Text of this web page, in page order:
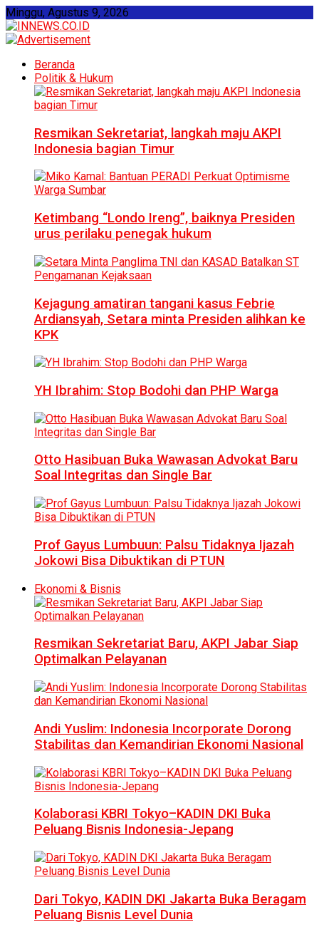
Minggu, Agustus 9, 2026
Beranda
Politik & Hukum
Resmikan Sekretariat, langkah maju AKPI
Indonesia bagian Timur
Ketimbang “Londo Ireng”, baiknya Presiden
urus perilaku penegak hukum
Kejagung amatiran tangani kasus Febrie
Ardiansyah, Setara minta Presiden alihkan ke
KPK
YH Ibrahim: Stop Bodohi dan PHP Warga
Otto Hasibuan Buka Wawasan Advokat Baru
Soal Integritas dan Single Bar
Prof Gayus Lumbuun: Palsu Tidaknya Ijazah
Jokowi Bisa Dibuktikan di PTUN
Ekonomi & Bisnis
Resmikan Sekretariat Baru, AKPI Jabar Siap
Optimalkan Pelayanan
Andi Yuslim: Indonesia Incorporate Dorong
Stabilitas dan Kemandirian Ekonomi Nasional
Kolaborasi KBRI Tokyo–KADIN DKI Buka
Peluang Bisnis Indonesia-Jepang
Dari Tokyo, KADIN DKI Jakarta Buka Beragam
Peluang Bisnis Level Dunia